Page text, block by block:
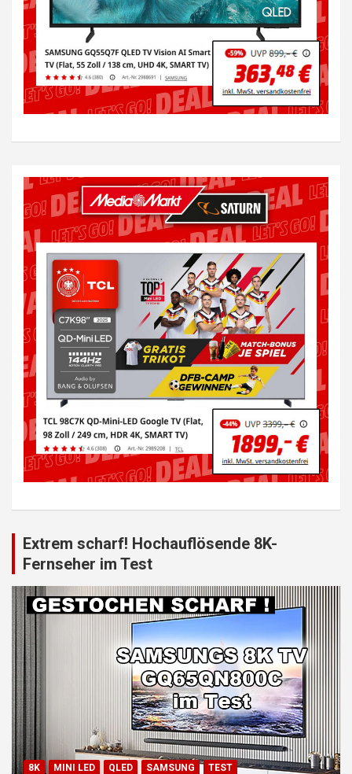
Extrem scharf! Hochauflösende 8K-
Fernseher im Test
8K MINI LED QLED SAMSUNG TEST